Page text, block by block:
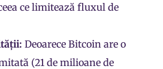
ce limitează fluxul de
Deoarece Bitcoin are o
(21 de milioane de